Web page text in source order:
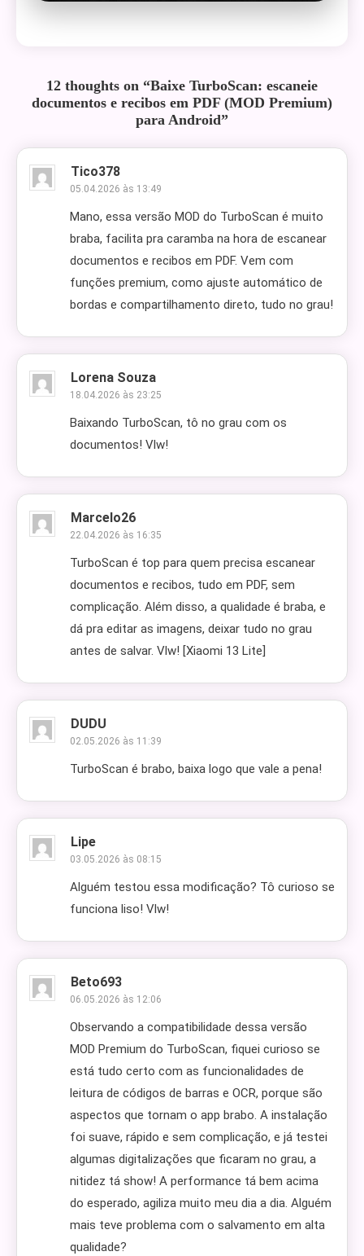
12 thoughts on “Baixe TurboScan: escaneie
documentos e recibos em PDF (MOD Premium)
para Android”
Tico378
05.04.2026 às 13:49
Mano, essa versão MOD do TurboScan é muito
braba, facilita pra caramba na hora de escanear
documentos e recibos em PDF. Vem com
funções premium, como ajuste automático de
bordas e compartilhamento direto, tudo no grau!
Lorena Souza
18.04.2026 às 23:25
Baixando TurboScan, tô no grau com os
documentos! Vlw!
Marcelo26
22.04.2026 às 16:35
TurboScan é top para quem precisa escanear
documentos e recibos, tudo em PDF, sem
complicação. Além disso, a qualidade é braba, e
dá pra editar as imagens, deixar tudo no grau
antes de salvar. Vlw! [Xiaomi 13 Lite]
DUDU
02.05.2026 às 11:39
TurboScan é brabo, baixa logo que vale a pena!
Lipe
03.05.2026 às 08:15
Alguém testou essa modificação? Tô curioso se
funciona liso! Vlw!
Beto693
06.05.2026 às 12:06
Observando a compatibilidade dessa versão
MOD Premium do TurboScan, fiquei curioso se
está tudo certo com as funcionalidades de
leitura de códigos de barras e OCR, porque são
aspectos que tornam o app brabo. A instalação
foi suave, rápido e sem complicação, e já testei
algumas digitalizações que ficaram no grau, a
nitidez tá show! A performance tá bem acima
do esperado, agiliza muito meu dia a dia. Alguém
mais teve problema com o salvamento em alta
qualidade?